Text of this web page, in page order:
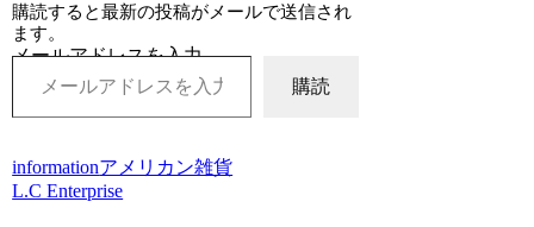
購読すると最新の投稿がメールで送信され
ます。
メールアドレスを入力...
購読
informationアメリカン雑貨
L.C Enterprise